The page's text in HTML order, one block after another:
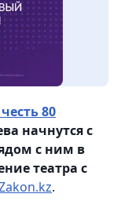
80
начнутся с
с ним в
театра с
.